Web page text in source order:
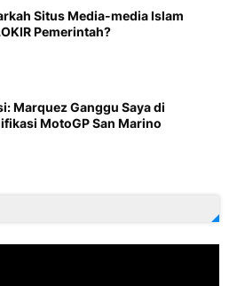
Situs Media-media Islam
Pemerintah?
Marquez Ganggu Saya di
MotoGP San Marino